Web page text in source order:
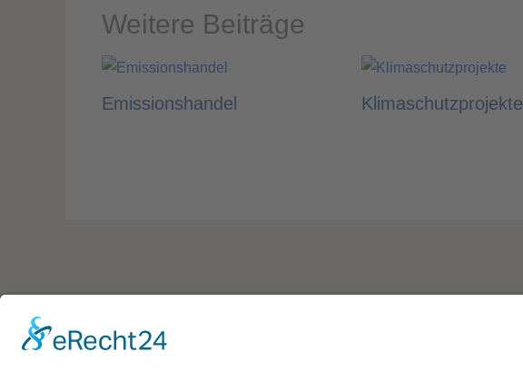
Weitere Beiträge
Emissionshandel Klimaschutzprojekte